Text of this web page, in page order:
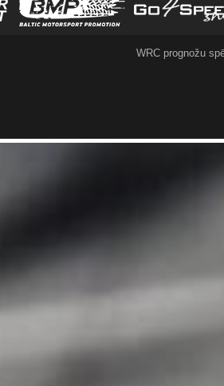
WRC prognožu